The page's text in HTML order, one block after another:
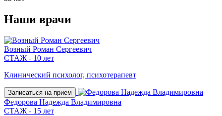
Наши врачи
Возный Роман Сергеевич
СТАЖ - 10 лет
Клинический психолог, психотерапевт
Записаться на прием
Федорова Надежда Владимировна
СТАЖ - 15 лет